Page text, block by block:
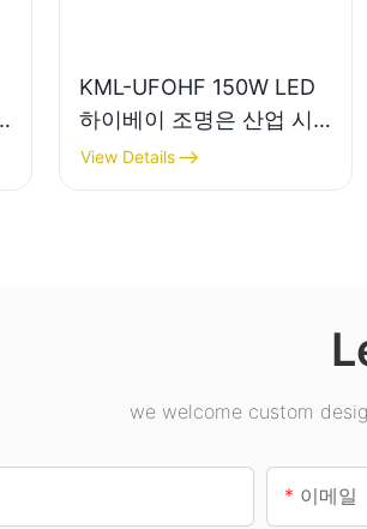
KML-UFOHF 150W LED
하이베이 조명은 산업 시
설, 체육관 등의 실내 조명
에 사용됩니다.
View Details
we welcome custom
이메일